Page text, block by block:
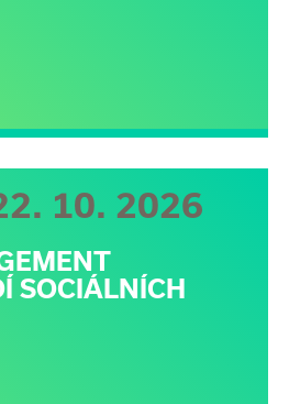
10. 2026
SOCIÁLNÍCH